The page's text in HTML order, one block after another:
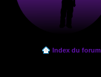
Index du forum